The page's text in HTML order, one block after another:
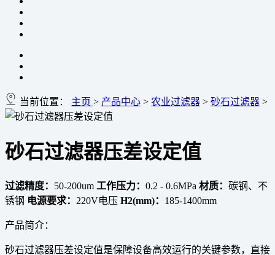
当前位置： 主页 > 产品中心 > 农业过滤器 > 砂石过滤器 >
砂石过滤器压差设定值
过滤精度： 50-200um 工作压力： 0.2 - 0.6MPa 材质： 碳钢、不
锈钢 电源要求： 220V电压 H2(mm)： 185-1400mm
产品简介：
砂石过滤器压差设定值是保障设备高效运行的关键参数，直接